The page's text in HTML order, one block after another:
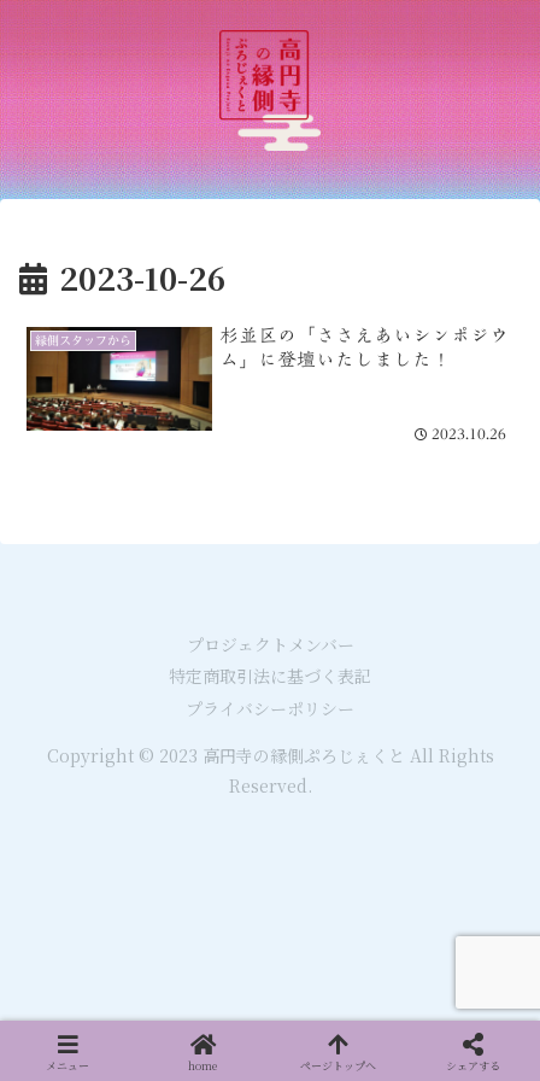
2023-10-26
縁側スタッフから
杉並区の「ささえあいシンポジウ
ム」に登壇いたしました！
2023.10.26
プロジェクトメンバー
特定商取引法に基づく表記
プライバシーポリシー
Copyright © 2023 高円寺の縁側ぷろじぇくと All Rights
Reserved.
メニュー home ページトップへ シェアする